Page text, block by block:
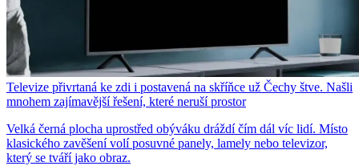
Televize přivrtaná ke zdi i postavená na skříňce už Čechy štve. Našli
mnohem zajímavější řešení, které neruší prostor
Velká černá plocha uprostřed obýváku dráždí čím dál víc lidí. Místo
klasického zavěšení volí posuvné panely, lamely nebo televizor,
který se tváří jako obraz.